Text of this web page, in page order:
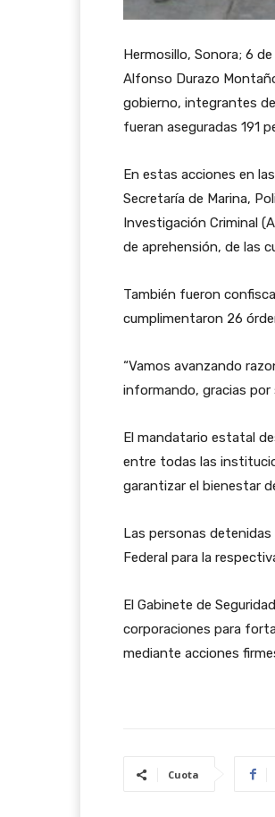
Hermosillo, Sonora; 6
Alfonso Durazo
gobierno, integrantes
fueran aseguradas 191
En estas acciones en
Secretaría de Marina,
Investigación Criminal
de aprehensión, de las
También fueron
cumplimentaron 26
“Vamos avanzando
informando, gracias por
El mandatario estatal
entre todas las
garantizar el bienestar
Las personas
Federal para la
El Gabinete de
corporaciones para
mediante acciones
Cuota